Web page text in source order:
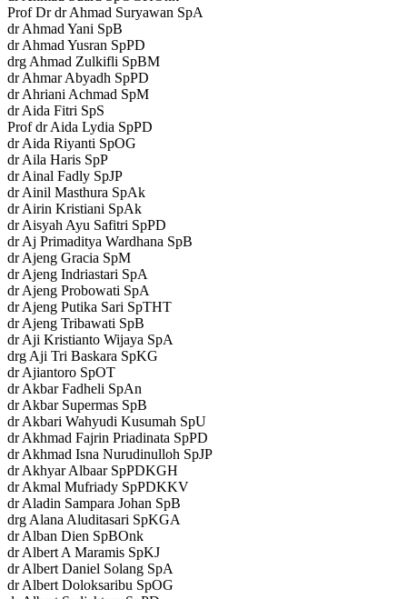
Prof Dr dr Ahmad Suryawan SpA
dr Ahmad Yani SpB
dr Ahmad Yusran SpPD
drg Ahmad Zulkifli SpBM
dr Ahmar Abyadh SpPD
dr Ahriani Achmad SpM
dr Aida Fitri SpS
Prof dr Aida Lydia SpPD
dr Aida Riyanti SpOG
dr Aila Haris SpP
dr Ainal Fadly SpJP
dr Ainil Masthura SpAk
dr Airin Kristiani SpAk
dr Aisyah Ayu Safitri SpPD
dr Aj Primaditya Wardhana SpB
dr Ajeng Gracia SpM
dr Ajeng Indriastari SpA
dr Ajeng Probowati SpA
dr Ajeng Putika Sari SpTHT
dr Ajeng Tribawati SpB
dr Aji Kristianto Wijaya SpA
drg Aji Tri Baskara SpKG
dr Ajiantoro SpOT
dr Akbar Fadheli SpAn
dr Akbar Supermas SpB
dr Akbari Wahyudi Kusumah SpU
dr Akhmad Fajrin Priadinata SpPD
dr Akhmad Isna Nurudinulloh SpJP
dr Akhyar Albaar SpPDKGH
dr Akmal Mufriady SpPDKKV
dr Aladin Sampara Johan SpB
drg Alana Aluditasari SpKGA
dr Alban Dien SpBOnk
dr Albert A Maramis SpKJ
dr Albert Daniel Solang SpA
dr Albert Doloksaribu SpOG